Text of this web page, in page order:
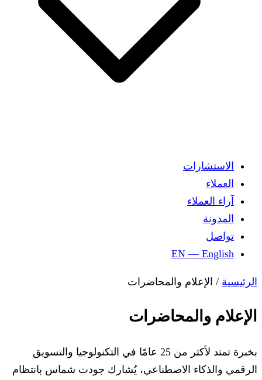
الاستشارات
العملاء
آراء العملاء
المدونة
تواصل
EN — English
الرئيسية / الإعلام والمحاضرات
الإعلام والمحاضرات
بخبرة تمتد لأكثر من 25 عامًا في التكنولوجيا والتسويق
الرقمي والذكاء الاصطناعي، يُشارك جودت شماس بانتظام